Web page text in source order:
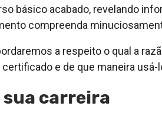
básico acabado, revelando
compreenda
a respeito o qual a
e de que maneira usá-
sua carreira